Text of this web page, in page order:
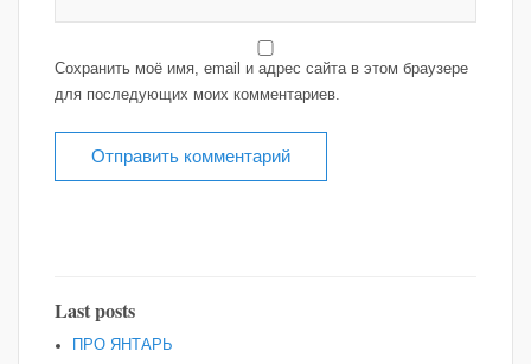
Сохранить моё имя, email и адрес сайта в этом браузере
для последующих моих комментариев.
Last posts
ПРО ЯНТАРЬ